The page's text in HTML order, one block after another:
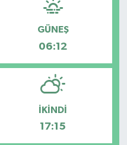
GÜNEŞ
06:12
İKINDI
17:15